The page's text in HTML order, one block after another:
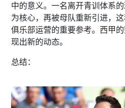
中的意义。一名离开青训体系
为核心，再被母队重新引进，
俱乐部运营的重要参考。西甲
现出新的动态。
总结：